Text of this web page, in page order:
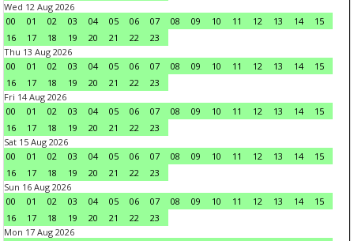
Wed 12 Aug 2026
00
01 02 03 04 05 06 07 08 09 10 11 12 13 14
15
16
17 18 19 20 21 22
23
Thu 13 Aug 2026
00
01 02 03 04 05 06 07 08 09 10 11 12 13 14
15
16
17 18 19 20 21 22
23
Fri 14 Aug 2026
00
01 02 03 04 05 06 07 08 09 10 11 12 13 14
15
16
17 18 19 20 21 22
23
Sat 15 Aug 2026
00
01 02 03 04 05 06 07 08 09 10 11 12 13 14
15
16
17 18 19 20 21 22
23
Sun 16 Aug 2026
00
01 02 03 04 05 06 07 08 09 10 11 12 13 14
15
16
17 18 19 20 21 22
23
Mon 17 Aug 2026